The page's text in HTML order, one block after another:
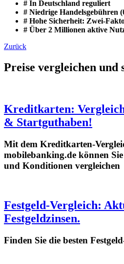
# In Deutschland reguliert
# Niedrige Handelsgebühren
# Hohe Sicherheit: Zwei-
# Über 2 Millionen aktive
Zurück
Preise vergleichen und
Kreditkarten:
& Startguthaben!
Mit dem Kreditkarten-
mobilebanking.de können
und Konditionen vergleichen
Festgeld-Vergleich:
Festgeldzinsen.
Finden Sie die besten